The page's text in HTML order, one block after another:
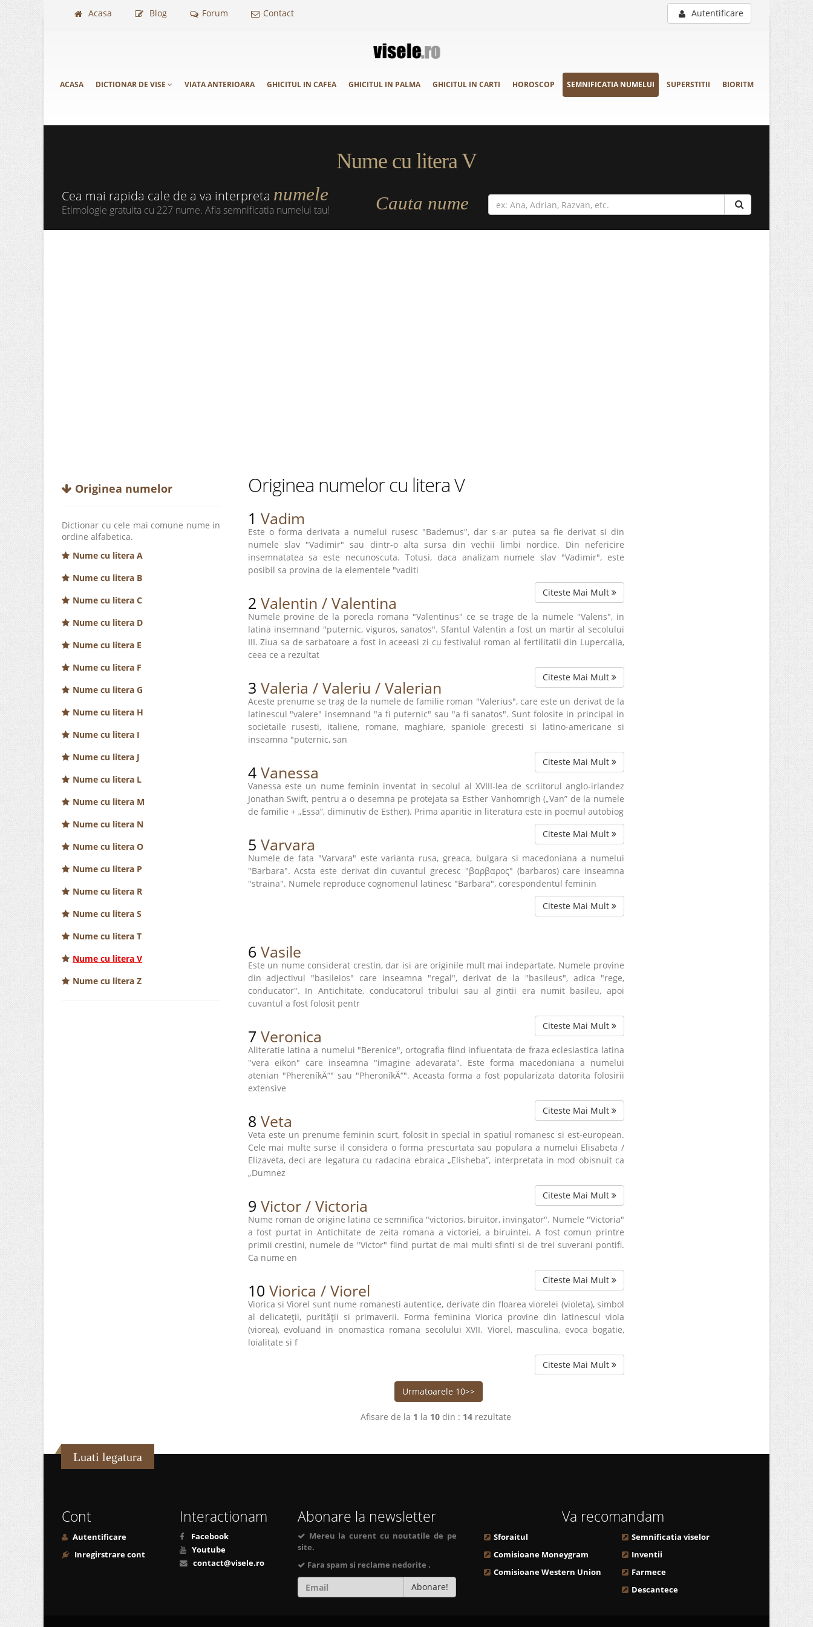
Acasa Blog Forum Contact Autentificare
ACASA DICTIONAR DE VISE VIATA ANTERIOARA GHICITUL IN CAFEA GHICITUL IN PALMA GHICITUL IN CARTI HOROSCOP SEMNIFICATIA NUMELUI SUPERSTITII BIORITM
Nume cu litera V
Cea mai rapida cale de a va interpreta numele
Etimologie gratuita cu 227 nume. Afla semnificatia numelui tau! Cauta nume
Originea numelor
Dictionar cu cele mai comune nume in
ordine alfabetica.
Nume cu litera A
Nume cu litera B
Nume cu litera C
Nume cu litera D
Nume cu litera E
Nume cu litera F
Nume cu litera G
Nume cu litera H
Nume cu litera I
Nume cu litera J
Nume cu litera L
Nume cu litera M
Nume cu litera N
Nume cu litera O
Nume cu litera P
Nume cu litera R
Nume cu litera S
Nume cu litera T
Nume cu litera V
Nume cu litera Z
Originea numelor cu litera V
1 Vadim
Este o forma derivata a numelui rusesc "Bademus", dar s-ar putea sa fie derivat si din
numele slav "Vadimir" sau dintr-o alta sursa din vechii limbi nordice. Din nefericire
insemnatatea sa este necunoscuta. Totusi, daca analizam numele slav "Vadimir", este
posibil sa provina de la elementele "vaditi
Citeste Mai Mult
2 Valentin / Valentina
Numele provine de la porecla romana "Valentinus" ce se trage de la numele "Valens", in
latina insemnand "puternic, viguros, sanatos". Sfantul Valentin a fost un martir al secolului
III. Ziua sa de sarbatoare a fost in aceeasi zi cu festivalul roman al fertilitatii din Lupercalia,
ceea ce a rezultat
Citeste Mai Mult
3 Valeria / Valeriu / Valerian
Aceste prenume se trag de la numele de familie roman "Valerius", care este un derivat de la
latinescul "valere" insemnand "a fi puternic" sau "a fi sanatos". Sunt folosite in principal in
societaile rusesti, italiene, romane, maghiare, spaniole grecesti si latino-americane si
inseamna "puternic, san
Citeste Mai Mult
4 Vanessa
Vanessa este un nume feminin inventat in secolul al XVIII-lea de scriitorul anglo-irlandez
Jonathan Swift, pentru a o desemna pe protejata sa Esther Vanhomrigh („Van” de la numele
de familie + „Essa”, diminutiv de Esther). Prima aparitie in literatura este in poemul autobiog
Citeste Mai Mult
5 Varvara
Numele de fata "Varvara" este varianta rusa, greaca, bulgara si macedoniana a numelui
"Barbara". Acsta este derivat din cuvantul grecesc "βαρβαρος" (barbaros) care inseamna
"straina". Numele reproduce cognomenul latinesc "Barbara", corespondentul feminin
Citeste Mai Mult
6 Vasile
Este un nume considerat crestin, dar isi are originile mult mai indepartate. Numele provine
din adjectivul "basileios" care inseamna "regal", derivat de la "basileus", adica "rege,
conducator". In Antichitate, conducatorul tribului sau al gintii era numit basileu, apoi
cuvantul a fost folosit pentr
Citeste Mai Mult
7 Veronica
Aliteratie latina a numelui "Berenice", ortografia fiind influentata de fraza eclesiastica latina
"vera eikon" care inseamna "imagine adevarata". Este forma macedoniana a numelui
atenian "PhereníkÄ“" sau "PheroníkÄ“". Aceasta forma a fost popularizata datorita folosirii
extensive
Citeste Mai Mult
8 Veta
Veta este un prenume feminin scurt, folosit in special in spatiul romanesc si est-european.
Cele mai multe surse il considera o forma prescurtata sau populara a numelui Elisabeta /
Elizaveta, deci are legatura cu radacina ebraica „Elisheba”, interpretata in mod obisnuit ca
„Dumnez
Citeste Mai Mult
9 Victor / Victoria
Nume roman de origine latina ce semnifica "victorios, biruitor, invingator". Numele "Victoria"
a fost purtat in Antichitate de zeita romana a victoriei, a biruintei. A fost comun printre
primii crestini, numele de "Victor" fiind purtat de mai multi sfinti si de trei suverani pontifi.
Ca nume en
Citeste Mai Mult
10 Viorica / Viorel
Viorica si Viorel sunt nume romanesti autentice, derivate din floarea viorelei (violeta), simbol
al delicateţii, purităţii si primaverii. Forma feminina Viorica provine din latinescul viola
(viorea), evoluand in onomastica romana secolului XVII. Viorel, masculina, evoca bogatie,
loialitate si f
Citeste Mai Mult
Urmatoarele 10>>
Afisare de la 1 la 10 din : 14 rezultate
Luati legatura
Cont
Autentificare
Inregirstrare cont
Interactionam
Facebook
Youtube
contact@visele.ro
Abonare la newsletter
Mereu la curent cu noutatile de pe
site.
Fara spam si reclame nedorite .
Abonare!
Va recomandam
Sforaitul
Comisioane Moneygram
Comisioane Western Union
Semnificatia viselor
Inventii
Farmece
Descantece